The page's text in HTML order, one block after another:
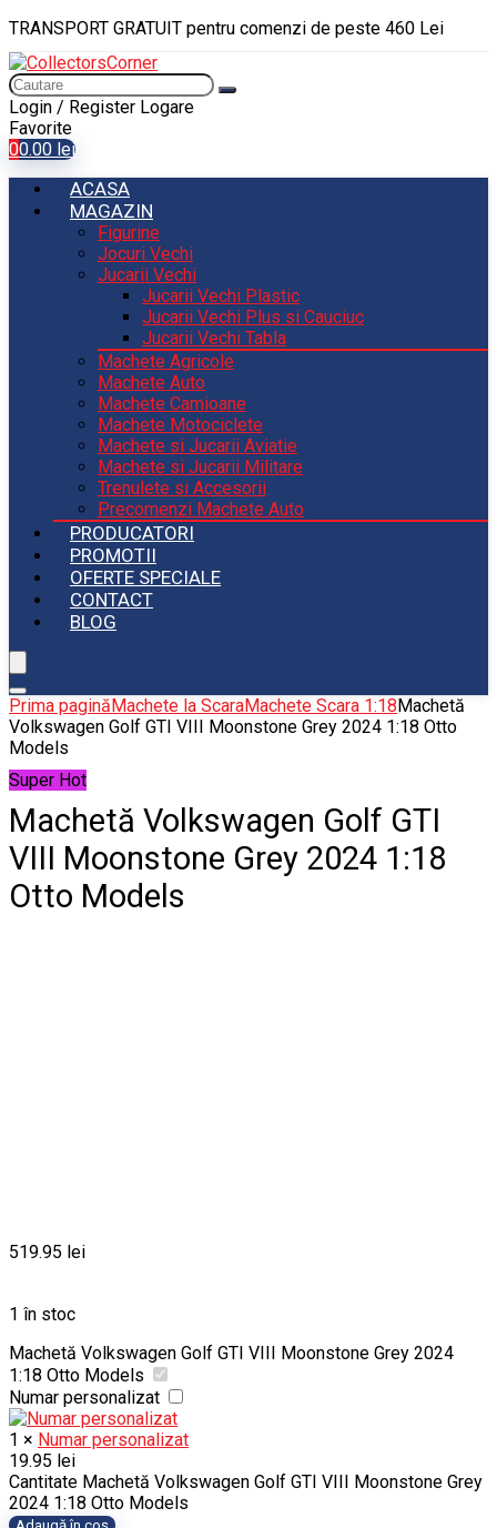
TRANSPORT GRATUIT pentru comenzi de peste 460 Lei
Login / Register Logare
Favorite
00.00 lei
ACASA
MAGAZIN
Figurine
Jocuri Vechi
Jucarii Vechi
Jucarii Vechi Plastic
Jucarii Vechi Plus si Cauciuc
Jucarii Vechi Tabla
Machete Agricole
Machete Auto
Machete Camioane
Machete Motociclete
Machete si Jucarii Aviatie
Machete si Jucarii Militare
Trenulete si Accesorii
Precomenzi Machete Auto
PRODUCATORI
PROMOTII
OFERTE SPECIALE
CONTACT
BLOG
Prima paginăMachete la ScaraMachete Scara 1:18Machetă
Volkswagen Golf GTI VIII Moonstone Grey 2024 1:18 Otto
Models
Super Hot
Machetă Volkswagen Golf GTI
VIII Moonstone Grey 2024 1:18
Otto Models
519.95 lei
1 în stoc
Machetă Volkswagen Golf GTI VIII Moonstone Grey 2024
1:18 Otto Models
Numar personalizat
1 × Numar personalizat
19.95 lei
Cantitate Machetă Volkswagen Golf GTI VIII Moonstone Grey
2024 1:18 Otto Models